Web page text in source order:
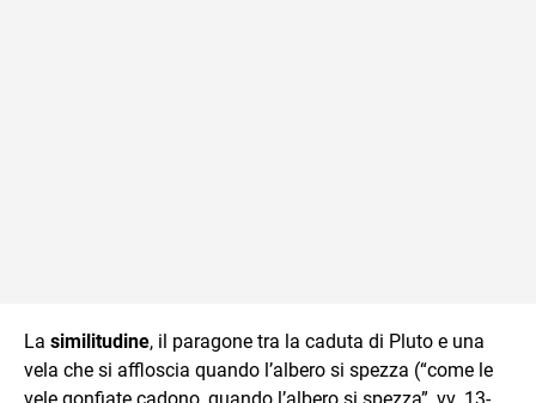
La similitudine, il paragone tra la caduta di Pluto e una
vela che si affloscia quando l’albero si spezza (“come le